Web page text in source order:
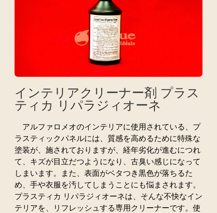
インテリアクリーナー剤 プラス
ティカ リパラジィオーネ
アルファロメオのインテリアに使用されている、プ
ラスティックパネルには、質感を高めるために特殊な
塗装が、施されておりますが、経年劣化が進むにつれ
て、キズが目立だつようになり、古臭い感じになって
しまいます。また、表面がベタつき黒色が落ちるた
め、手や衣服を汚してしまうことにも悩まされます。
プラスティカ リパラジィオーネは、そんな不快なイン
テリアを、リフレッシュする専用クリーナーです。使